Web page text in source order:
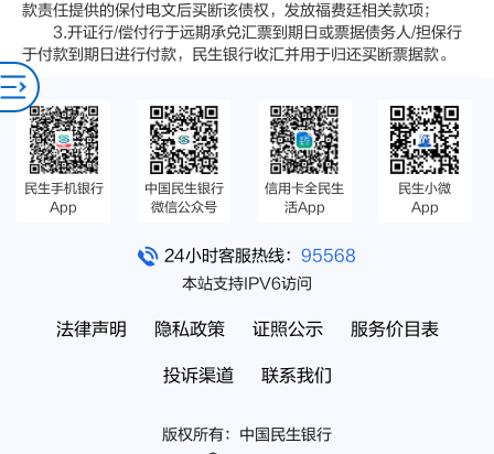
款责任提供的保付电文后买断该债权，发放福费廷相关款项；
3.开证行/偿付行于远期承兑汇票到期日或票据债务人/担保行
于付款到期日进行付款，民生银行收汇并用于归还买断票据款。
民生手机银行
App
中国民生银行
微信公众号
信用卡全民生
活App
民生小微
App
24小时客服热线： 95568
本站支持IPV6访问
法律声明 隐私政策 证照公示 服务价目表
投诉渠道 联系我们
版权所有：中国民生银行